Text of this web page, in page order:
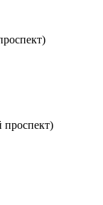
проспект)